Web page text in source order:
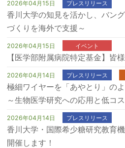
2026年04月15日 プレスリリース
香川大学の知見を活かし、バン
づくりを海外で支援～
2026年04月15日 イベント
【医学部附属病院特定基金】皆
2026年04月14日 プレスリリース
極細ワイヤーを「あやとり」の
～生物医学研究への応用と低コ
2026年04月14日 プレスリリース
香川大学・国際希少糖研究教育
開催します！